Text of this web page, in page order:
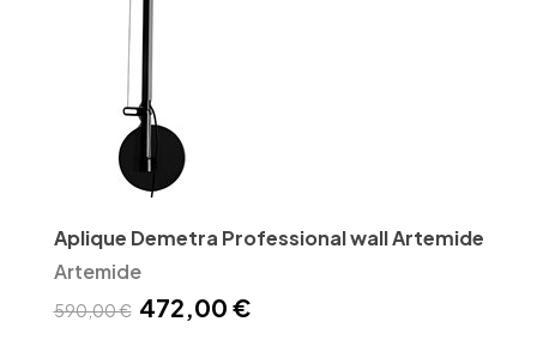
Aplique Demetra Professional wall Artemide
Artemide
590,00 € 472,00 €